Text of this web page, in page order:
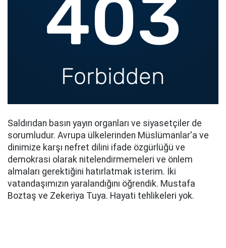
Saldırıdan basın yayın organları ve siyasetçiler de
sorumludur. Avrupa ülkelerinden Müslümanlar'a ve
dinimize karşı nefret dilini ifade özgürlüğü ve
demokrasi olarak nitelendirmemeleri ve önlem
almaları gerektiğini hatırlatmak isterim. İki
vatandaşımızın yaralandığını öğrendik. Mustafa
Boztaş ve Zekeriya Tuya. Hayati tehlikeleri yok.